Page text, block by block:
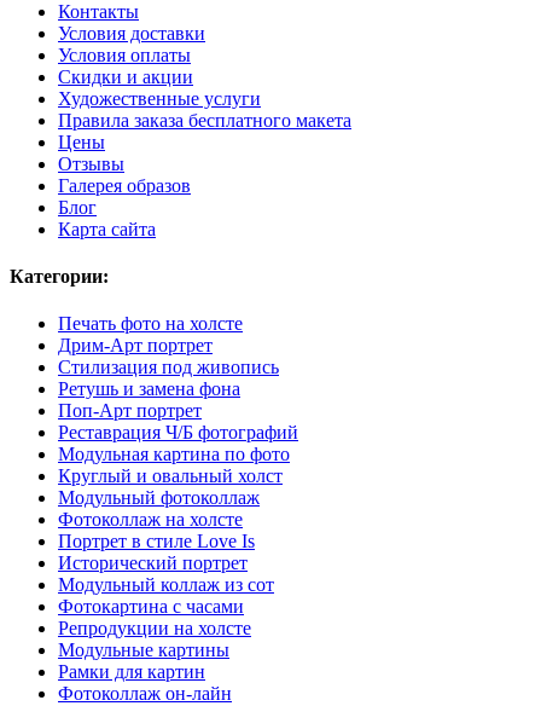
Контакты
Условия доставки
Условия оплаты
Скидки и акции
Художественные услуги
Правила заказа бесплатного макета
Цены
Отзывы
Галерея образов
Блог
Карта сайта
Категории:
Печать фото на холсте
Дрим-Арт портрет
Стилизация под живопись
Ретушь и замена фона
Поп-Арт портрет
Реставрация Ч/Б фотографий
Модульная картина по фото
Круглый и овальный холст
Модульный фотоколлаж
Фотоколлаж на холсте
Портрет в стиле Love Is
Исторический портрет
Модульный коллаж из сот
Фотокартина с часами
Репродукции на холсте
Модульные картины
Рамки для картин
Фотоколлаж он-лайн